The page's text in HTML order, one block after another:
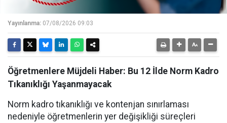
Yayınlanma: 07/08/2026 09:03
Öğretmenlere Müjdeli Haber: Bu 12 İlde Norm Kadro
Tıkanıklığı Yaşanmayacak
Norm kadro tıkanıklığı ve kontenjan sınırlaması
nedeniyle öğretmenlerin yer değişikliği süreçleri